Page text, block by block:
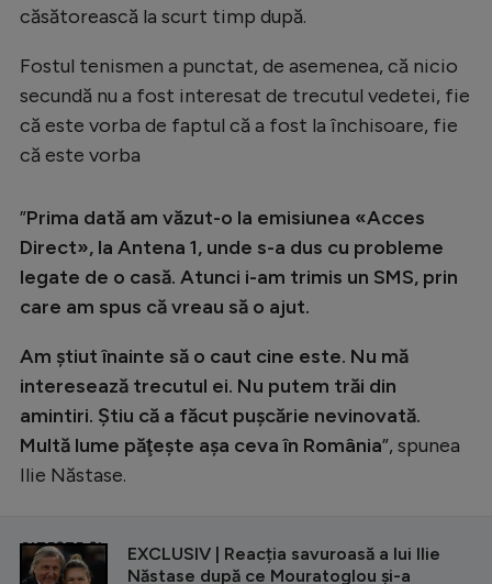
căsătorească la scurt timp după.
Fostul tenismen a punctat, de asemenea, că nicio
secundă nu a fost interesat de trecutul vedetei, fie
că este vorba de faptul că a fost la închisoare, fie
că este vorba
”Prima dată am văzut-o la emisiunea «Acces
Direct», la Antena 1, unde s-a dus cu probleme
legate de o casă. Atunci i-am trimis un SMS, prin
care am spus că vreau să o ajut.
Am ştiut înainte să o caut cine este. Nu mă
interesează trecutul ei. Nu putem trăi din
amintiri. Ştiu că a făcut puşcărie nevinovată.
Multă lume păţeşte aşa ceva în România”, spunea
Ilie Năstase.
CITEȘTE ȘI
EXCLUSIV | Reacția savuroasă a lui Ilie
Năstase după ce Mouratoglou și-a